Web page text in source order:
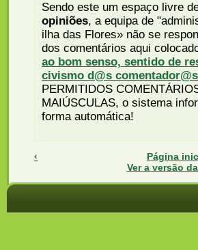
Sendo este um espaço livre
opiniões, a equipa de
ilha das Flores» não se
dos comentários aqui
ao bom senso, sentido de
civismo d@s comentador@s
PERMITIDOS
MAIÚSCULAS, o sistema
forma automática!
‹
Página
Ver a versão